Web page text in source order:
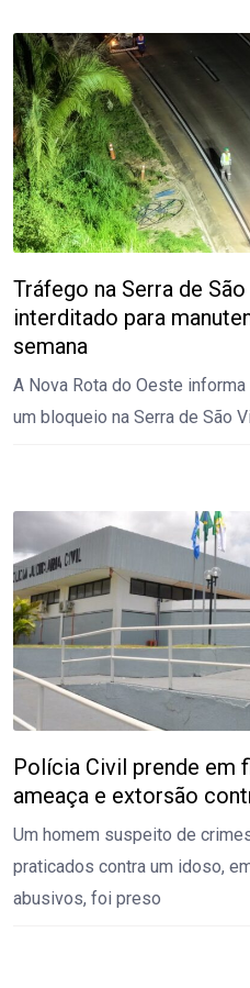
Tráfego na Serra de
interditado para
semana
A Nova Rota do Oeste
um bloqueio na Serra de São
Polícia Civil prende em
ameaça e extorsão
Um homem suspeito de
praticados contra um idoso,
abusivos, foi preso